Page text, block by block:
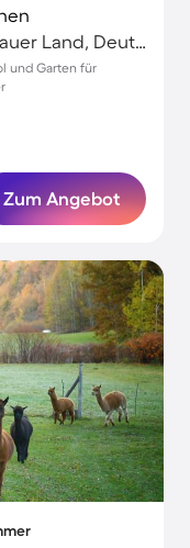
Limbach-Oberfrohna, Zwickauer Land, Deutschland
und Garten für
Zum Angebot